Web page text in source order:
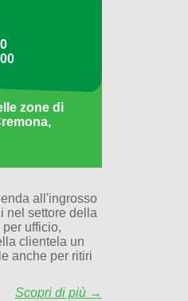
zone di
all'ingrosso
nel settore della
ufficio,
clientela un
anche per ritiri
Scopri di più →